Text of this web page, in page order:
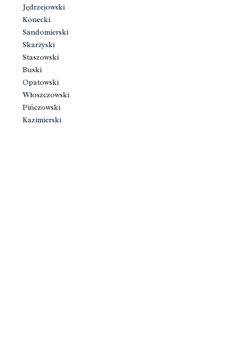
Jędrzejowski
Konecki
Sandomierski
Skarżyski
Staszowski
Buski
Opatowski
Włoszczowski
Pińczowski
Kazimierski